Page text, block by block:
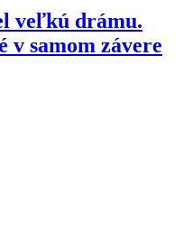
veľkú drámu.
v samom závere